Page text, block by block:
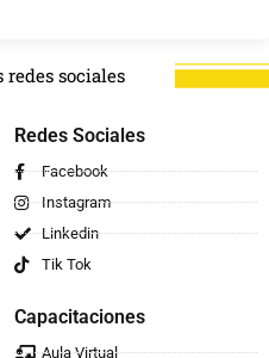
redes sociales
Redes Sociales
Facebook
Instagram
Linkedin
Tik Tok
Capacitaciones
Aula Virtual